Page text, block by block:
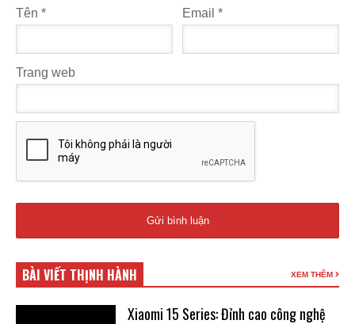
Tên * Email*
Trang web
BÀI VIẾT THỊNH HÀNH XEM THÊM
Xiaomi 15 Series: Đỉnh cao công nghệ